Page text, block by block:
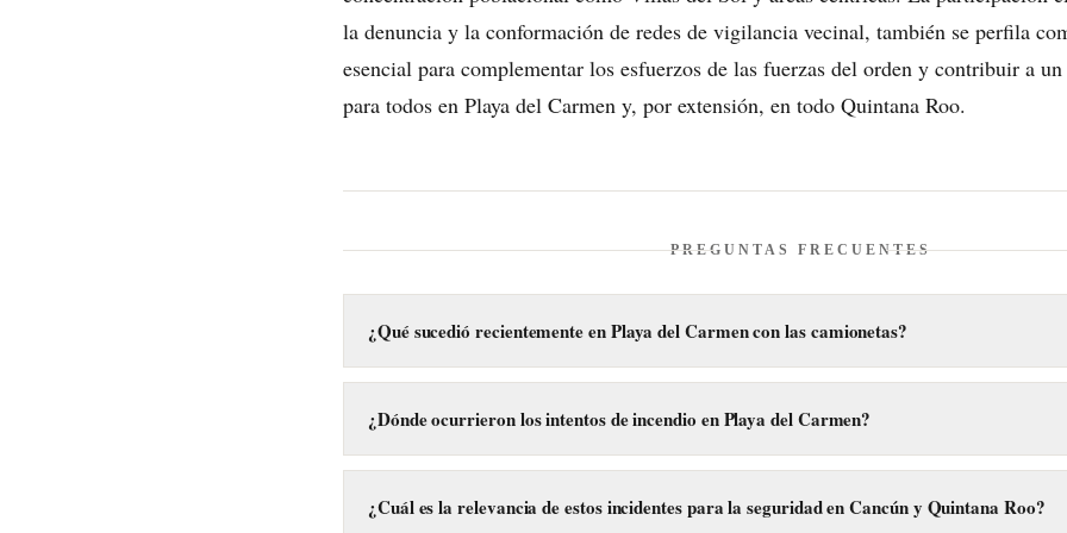
la denuncia y la conformación de redes de vigilancia vecinal, también se perfila
esencial para complementar los esfuerzos de las fuerzas del orden y contribuir a
para todos en Playa del Carmen y, por extensión, en todo Quintana Roo.
PREGUNTAS FRECUENTES
¿Qué sucedió recientemente en Playa del Carmen con las camionetas?
Recientemente, sujetos desconocidos intentaron incendiar dos camionetas en diferentes
Carmen, específicamente en Villas del Sol y en la zona centro, provocando daños menores en
¿Dónde ocurrieron los intentos de incendio en Playa del Carmen?
Los incidentes se registraron en dos ubicaciones distintas: uno en la colonia Villas del Sol,
densamente poblada, y el otro en la zona centro de Playa del Carmen, un área de alta
¿Cuál es la relevancia de estos incidentes para la seguridad en Cancún y Quintana Roo?